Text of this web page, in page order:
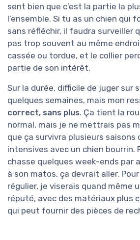
sent bien que c’est la partie la
l’ensemble. Si tu as un chien qui
sans réfléchir, il faudra surveiller
pas trop souvent au même
cassée ou tordue, et le collier
partie de son intérêt.
Sur la durée, difficile de juger sur
quelques semaines, mais mon
correct, sans plus. Ça tient la
normal, mais je ne mettrais pas
que ça survivra plusieurs saisons
intensives avec un chien bourrin.
chasse quelques week-ends par
à son matos, ça devrait aller.
régulier, je viserais quand même
réputé, avec des matériaux plus
qui peut fournir des pièces de